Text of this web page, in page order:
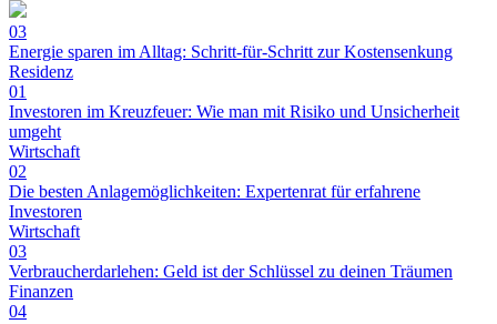
03
Energie sparen im Alltag: Schritt-für-Schritt zur Kostensenkung
Residenz
01
Investoren im Kreuzfeuer: Wie man mit Risiko und Unsicherheit
umgeht
Wirtschaft
02
Die besten Anlagemöglichkeiten: Expertenrat für erfahrene
Investoren
Wirtschaft
03
Verbraucherdarlehen: Geld ist der Schlüssel zu deinen Träumen
Finanzen
04